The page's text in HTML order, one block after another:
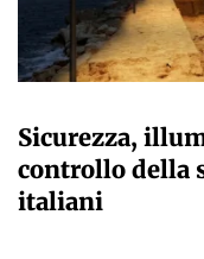
Sicurezza,
controllo della
italiani